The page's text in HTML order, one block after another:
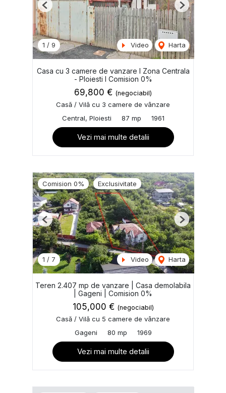
1 / 9 Video Harta
Previous Next
Casa cu 3 camere de vanzare I Zona Centrala
- Ploiesti I Comision 0%
69,800 € (negociabil)
Casă / Vilă cu 3 camere de vânzare
Central, Ploiesti
87 mp 1961
Vezi mai multe detalii
Comision 0% Exclusivitate
1 / 7 Video Harta
Previous Next
Teren 2.407 mp de vanzare | Casa demolabila
| Gageni | Comision 0%
105,000 € (negociabil)
Casă / Vilă cu 5 camere de vânzare
Gageni
80 mp 1969
Vezi mai multe detalii